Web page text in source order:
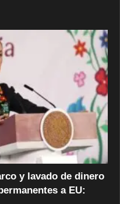
y lavado de dinero
a EU: